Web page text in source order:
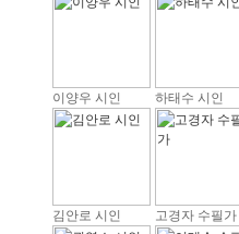
이양우 시인 하태수 시인
김안로 시인 고경자 수필가